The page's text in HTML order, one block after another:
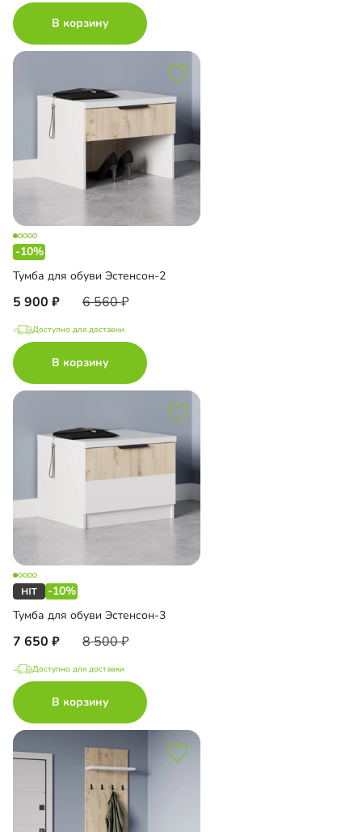
В корзину
-10%
Тумба для обуви Эстенсон-2
5 900 6 560
Доступно для доставки
В корзину
-10%
Тумба для обуви Эстенсон-3
7 650 8 500
Доступно для доставки
В корзину